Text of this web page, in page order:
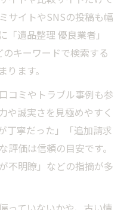
サイトやSNSの投稿も幅
遺品整理 優良業者」
のキーワードで検索する
ます。
コミやトラブル事例も参
や誠実さを見極めやすく
丁寧だった」「追加請求
価は信頼の目安です。
不明瞭」などの指摘が多